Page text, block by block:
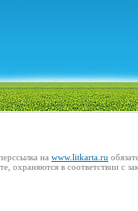
на www.litkarta.ru
в соответствии с